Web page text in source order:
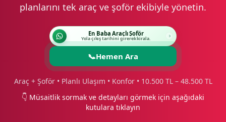
planlarını tek araç ve şoför ekibiyle yönetin.
En Baba Araçlı Şoför
Yola çıkış tarihini girerek kirala.
📞Hemen Ara
Araç + Şoför • Planlı Ulaşım • Konfor • 10.500 TL – 48.500 TL
👇 Müsaitlik sormak ve detayları görmek için aşağıdaki
kutulara tıklayın